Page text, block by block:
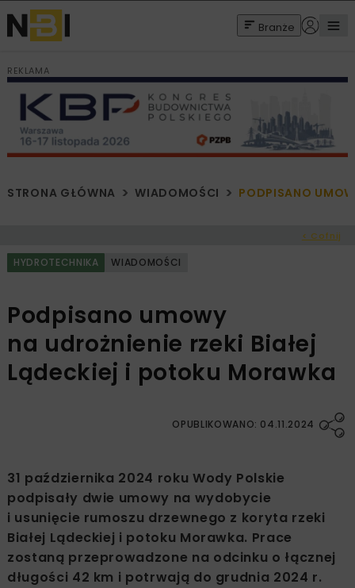
Branże
REKLAMA
STRONA GŁÓWNA WIADOMOŚCI PODPISANO
< Cofnij
HYDROTECHNIKA WIADOMOŚCI
Podpisano umowy
na udrożnienie rzeki Białej
Lądeckiej i potoku Morawka
OPUBLIKOWANO: 04.11.2024
31 października 2024 roku Wody Polskie
podpisały dwie umowy na wydobycie
i usunięcie rumoszu drzewnego z koryta rzeki
Białej Lądeckiej i potoku Morawka. Prace
zostaną przeprowadzone na odcinku o łącznej
długości 42 km i potrwają do grudnia 2024 r.